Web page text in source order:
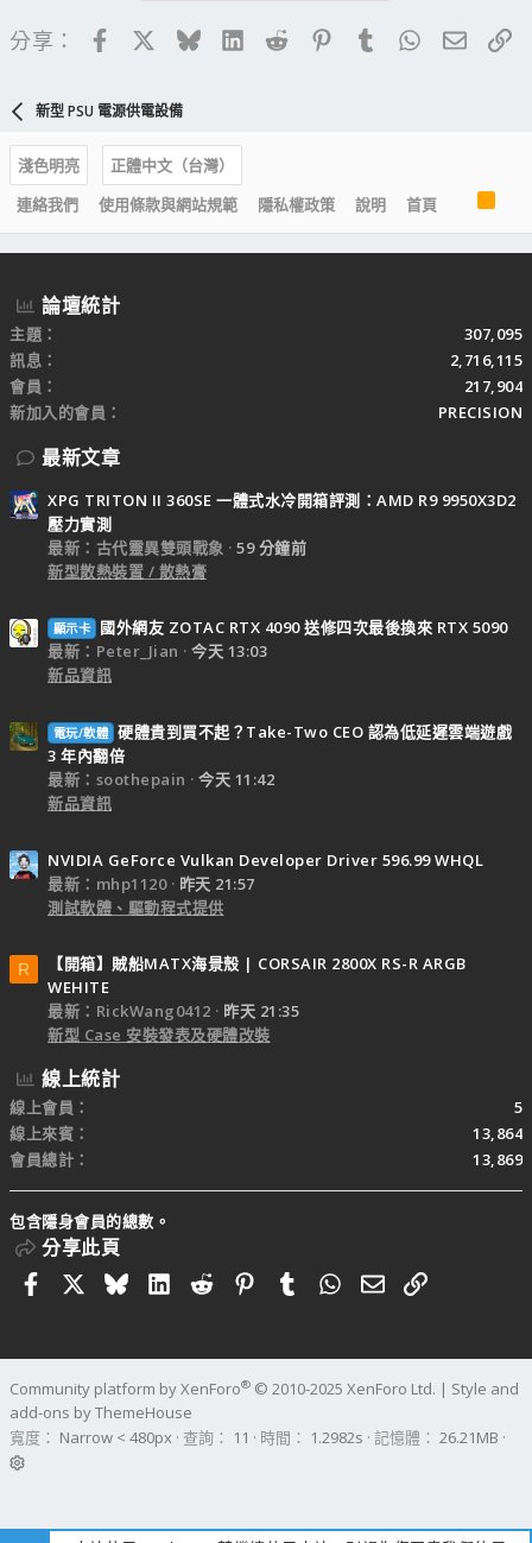
分享： FacebookBlueskyLinkedIn
Reddit PinterestTumblrWhatsApp
電子
新型 PSU 電源供電設備
淺色明亮
正體中文（台灣）
連絡我們
使用條款與網站規範 隱私權政策 說明 首頁
S
論壇統計
主題
307,095
訊息
2,716,115
會員
217,904
新加入的會員
PRECISION
最新文章
XPG TRITON II 360SE 一體式水冷開箱評測：AMD R9 9950X3D2
壓力實測
最新：古代靈異雙頭戰象
59 分鐘前
新型散熱裝置 / 散熱膏
顯示卡
國外網友 ZOTAC RTX 4090 送修四次最後換來 RTX 5090
最新：Peter_Jian
今天 13:03
新品資訊
電玩/軟體 硬體貴到買不起？Take-Two CEO 認為低延遲雲端遊戲
3 年內翻倍
最新：soothepain
今天 11:42
新品資訊
NVIDIA GeForce Vulkan Developer Driver 596.99 WHQL
最新：mhp1120
昨天 21:57
測試軟體、驅動程式提供
R
【開箱】賊船MATX海景殼 | CORSAIR 2800X RS-R ARGB
WEHITE
最新：RickWang0412
昨天 21:35
新型 Case 安裝發表及硬體改裝
線上統計
線上會員
5
線上來賓
13,864
會員總計
13,869
包含隱身會員的總數。
分享此頁
FacebookBlueskyLinkedIn
RedditPinterestTumblrWhatsApp
電子郵件
連結
Community platform by XenForo® © 2010-2025 XenForo Ltd. | Style and
add-ons by ThemeHouse
寬度
查詢 11 時間 1.2982s 記憶體 26.21MB